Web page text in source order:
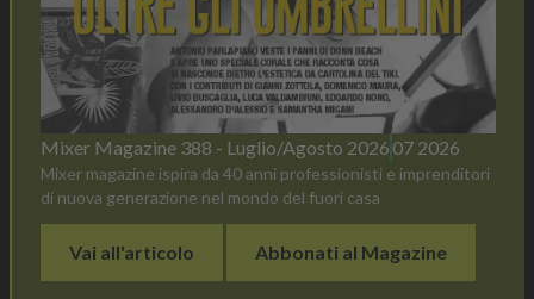
Mixer Magazine 388 - Luglio/Agosto 2026 07 2026
Mixer magazine ispira da 40 anni professionisti e imprenditori
di nuova generazione nel mondo del fuori casa
Vai all'articolo Abbonati al Magazine